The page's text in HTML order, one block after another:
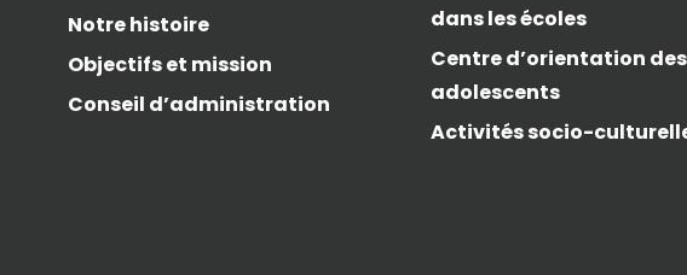
Notre histoire
Objectifs et mission
Conseil d’administration
dans les écoles
Centre d’orientation des
adolescents
Activités socio-